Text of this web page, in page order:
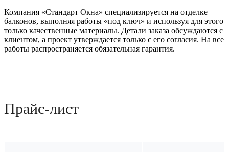
Компания «Стандарт Окна» специализируется на отделке
балконов, выполняя работы «под ключ» и используя для этого
только качественные материалы. Детали заказа обсуждаются с
клиентом, а проект утверждается только с его согласия. На все
работы распространяется обязательная гарантия.
Прайс-лист